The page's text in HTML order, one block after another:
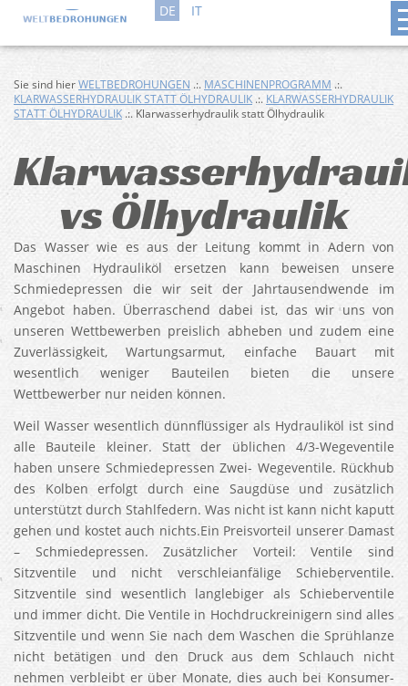
DE IT
Sie sind hierWELTBEDROHUNGEN .:. MASCHINENPROGRAMM .:.
KLARWASSERHYDRAULIK STATT ÖLHYDRAULIK .:. KLARWASSERHYDRAULIK
STATT ÖLHYDRAULIK .:. Klarwasserhydraulik statt Ölhydraulik
vs Ölhydraulik
Das Wasser wie es aus der Leitung kommt in Adern von
Maschinen Hydrauliköl ersetzen kann beweisen unsere
Schmiedepressen die wir seit der Jahrtausendwende im
Angebot haben. Überraschend dabei ist, das wir uns von
unseren Wettbewerben preislich abheben und zudem eine
Zuverlässigkeit, Wartungsarmut, einfache Bauart mit
wesentlich weniger Bauteilen bieten die unsere
Wettbewerber nur neiden können.
Weil Wasser wesentlich dünnflüssiger als Hydrauliköl ist sind
alle Bauteile kleiner. Statt der üblichen 4/3-Wegeventile
haben unsere Schmiedepressen Zwei- Wegeventile. Rückhub
des Kolben erfolgt durch eine Saugdüse und zusätzlich
unterstützt durch Stahlfedern. Was nicht ist kann nicht kaputt
gehen und kostet auch nichts.Ein Preisvorteil unserer Damast
– Schmiedepressen. Zusätzlicher Vorteil: Ventile sind
Sitzventile und nicht verschleianfälige Schieberventile.
Sitzventile sind wesentlich langlebiger als Schieberventile
und immer dicht. Die Ventile in Hochdruckreinigern sind alles
Sitzventile und wenn Sie nach dem Waschen die Sprühlanze
nicht betätigen und den Druck aus dem Schlauch nicht
nehmen verbleibt er über Monate, dies auch bei Konsumer-